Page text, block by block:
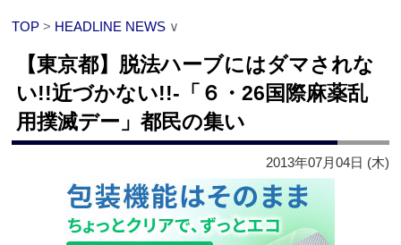
TOP > HEADLINE NEWS ∨
【東京都】脱法ハーブにはダマされな
い!!近づかない!!‐「６・26国際麻薬乱
用撲滅デー」都民の集い
2013年07月04日 (木)